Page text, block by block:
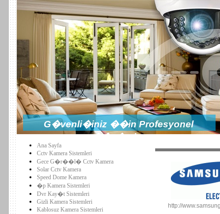
http://
Ana Sayfa
Cctv Kamera Sistemleri
Gece G�r��l� Cctv Kamera
Solar Cctv Kamera
Speed Dome Kamera
�p Kamera Sistemleri
Dvr Kay�t Sistemleri
Gizli Kamera Sistemleri
Kablosuz Kamera Sistemleri
G�venli�iniz ��in Profesyonel
��z�mler